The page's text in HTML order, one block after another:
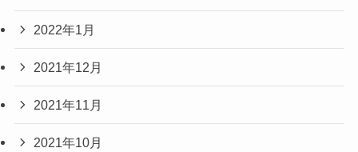
2022年1月
2021年12月
2021年11月
2021年10月